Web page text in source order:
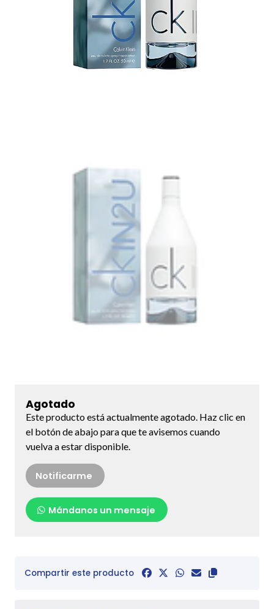
Agotado
Este producto está actualmente agotado. Haz clic en
el botón de abajo para que te avisemos cuando
vuelva a estar disponible.
Notificarme
Mándanos un mensaje
Compartir este producto